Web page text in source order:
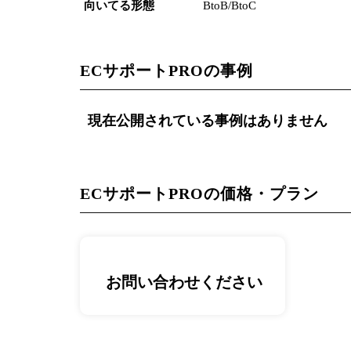
向いてる形態 BtoB/BtoC
ECサポートPROの事例
現在公開されている事例はありません
ECサポートPROの価格・プラン
お問い合わせください